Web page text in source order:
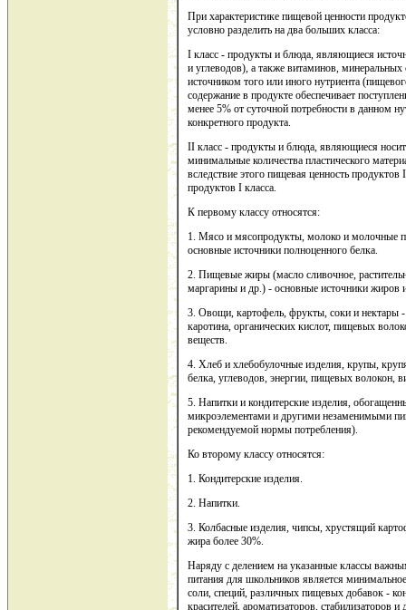
При характеристике пищевой ценности
условно разделить на два больших класса:
I класс - продукты и блюда, являющиеся
и углеводов), а также витаминов,
источником того или иного нутриента
содержание в продукте обеспечивает
менее 5% от суточной потребности в данном
конкретного продукта.
II класс - продукты и блюда, являющиеся
минимальные количества пластического
вследствие этого пищевая ценность
продуктов I класса.
К первому классу относятся:
1. Мясо и мясопродукты, молоко и молочные
основные источники полноценного белка.
2. Пищевые жиры (масло сливочное,
маргарины и др.) - основные источники жиров
3. Овощи, картофель, фрукты, соки и нектары
каротина, органических кислот, пищевых
веществ.
4. Хлеб и хлебобулочные изделия, крупы,
белка, углеводов, энергии, пищевых волокон,
5. Напитки и кондитерские изделия,
микроэлементами и другими незаменимыми
рекомендуемой нормы потребления).
Ко второму классу относятся:
1. Кондитерские изделия.
2. Напитки.
3. Колбасные изделия, чипсы, хрустящий
жира более 30%.
Наряду с делением на указанные классы
питания для школьников является
соли, специй, различных пищевых добавок -
красителей, ароматизаторов, стабилизаторов